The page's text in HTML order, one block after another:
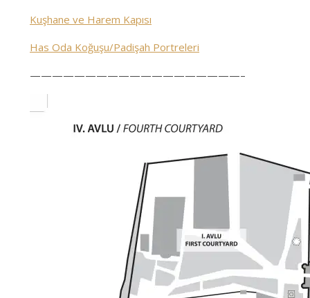
Kuşhane ve Harem Kapısı
Has Oda Koğuşu/Padişah Portreleri
———————————————————–